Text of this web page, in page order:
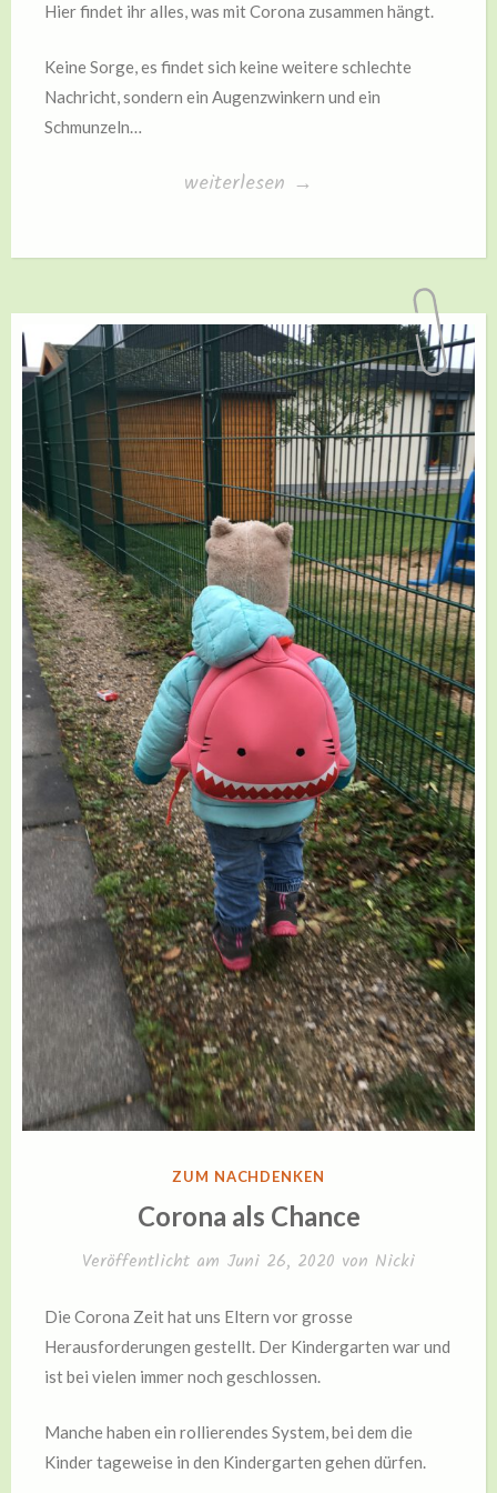
Hier findet ihr alles, was mit Corona zusammen hängt.
Keine Sorge, es findet sich keine weitere schlechte
Nachricht, sondern ein Augenzwinkern und ein
Schmunzeln…
„Corona“
weiterlesen →
VERÖFFENTLICHT
ZUM NACHDENKEN
Corona als Chance
Veröffentlicht am Juni 26, 2020 von Nicki
Die Corona Zeit hat uns Eltern vor grosse
Herausforderungen gestellt. Der Kindergarten war und
ist bei vielen immer noch geschlossen.
Manche haben ein rollierendes System, bei dem die
Kinder tageweise in den Kindergarten gehen dürfen.